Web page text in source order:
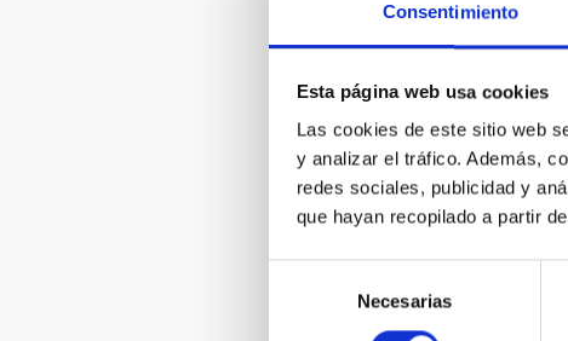
Consentimiento
Esta página web usa cookies
Las cookies de este sitio web
y analizar el tráfico. Además,
redes sociales, publicidad y
que hayan recopilado a partir
consentimiento
Necesarias